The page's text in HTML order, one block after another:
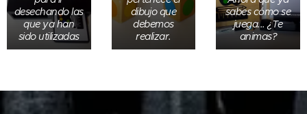
desechando las
que ya han
sido utilizadas
dibujo que
debemos
realizar.
sabes cómo se
juega... ¿Te
animas?